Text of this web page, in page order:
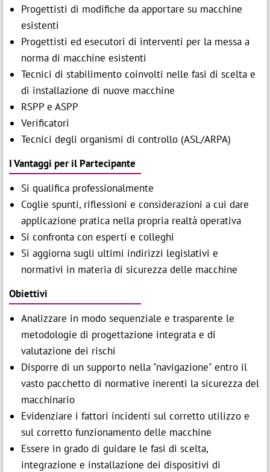
Progettisti di modifiche da apportare su macchine
esistenti
Progettisti ed esecutori di interventi per la messa a
norma di macchine esistenti
Tecnici di stabilimento coinvolti nelle fasi di scelta e
di installazione di nuove macchine
RSPP e ASPP
Verificatori
Tecnici degli organismi di controllo (ASL/ARPA)
I Vantaggi per il Partecipante
Si qualifica professionalmente
Coglie spunti, riflessioni e considerazioni a cui dare
applicazione pratica nella propria realtà operativa
Si confronta con esperti e colleghi
Si aggiorna sugli ultimi indirizzi legislativi e
normativi in materia di sicurezza delle macchine
Obiettivi
Analizzare in modo sequenziale e trasparente le
metodologie di progettazione integrata e di
valutazione dei rischi
Disporre di un supporto nella "navigazione" entro il
vasto pacchetto di normative inerenti la sicurezza del
macchinario
Evidenziare i fattori incidenti sul corretto utilizzo e
sul corretto funzionamento delle macchine
Essere in grado di guidare le fasi di scelta,
integrazione e installazione dei dispositivi di